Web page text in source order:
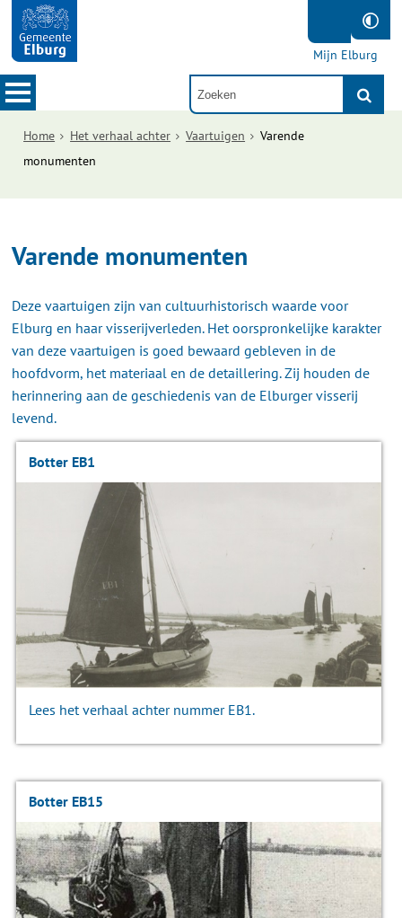
Mijn Elburg
Home Het verhaal achter Vaartuigen
Varende
monumenten
Varende monumenten
Deze vaartuigen zijn van cultuurhistorisch waarde voor
Elburg en haar visserijverleden. Het oorspronkelijke karakter
van deze vaartuigen is goed bewaard gebleven in de
hoofdvorm, het materiaal en de detaillering. Zij houden de
herinnering aan de geschiedenis van de Elburger visserij
levend.
Botter EB1
Lees het verhaal achter nummer EB1.
Botter EB15